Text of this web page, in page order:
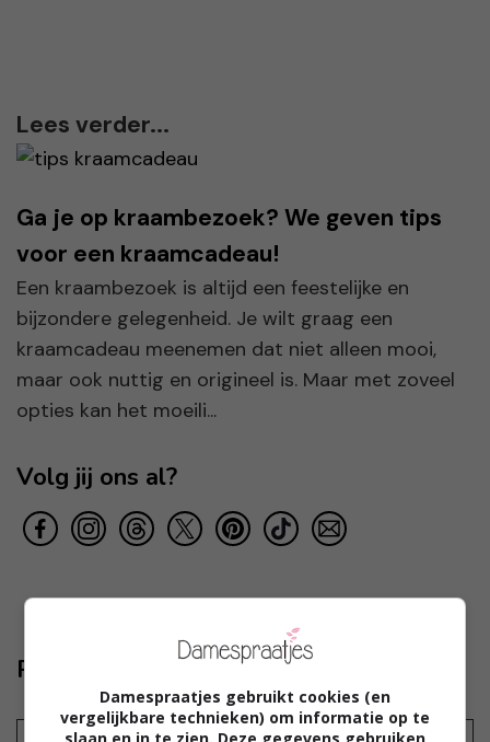
Lees verder...
Ga je op kraambezoek? We geven tips
voor een kraamcadeau!
Een kraambezoek is altijd een feestelijke en
bijzondere gelegenheid. Je wilt graag een
kraamcadeau meenemen dat niet alleen mooi,
maar ook nuttig en origineel is. Maar met zoveel
opties kan het moeili...
Volg jij ons al?
Reageer ook
Damespraatjes gebruikt cookies (en
vergelijkbare technieken) om informatie op te
slaan en in te zien. Deze gegevens gebruiken